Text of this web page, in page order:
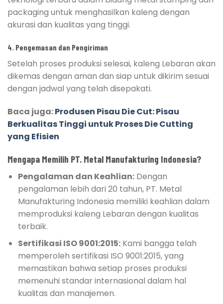
packaging untuk menghasilkan kaleng dengan
akurasi dan kualitas yang tinggi.
4. Pengemasan dan Pengiriman
Setelah proses produksi selesai, kaleng Lebaran akan
dikemas dengan aman dan siap untuk dikirim sesuai
dengan jadwal yang telah disepakati.
Baca juga:Produsen Pisau Die Cut: Pisau
Berkualitas Tinggi untuk Proses Die Cutting
yang Efisien
Mengapa Memilih PT. Metal Manufakturing Indonesia?
Pengalaman dan Keahlian:Dengan
pengalaman lebih dari 20 tahun, PT. Metal
Manufakturing Indonesia memiliki keahlian dalam
memproduksi kaleng Lebaran dengan kualitas
terbaik.
Sertifikasi ISO 9001:2015:Kami bangga telah
memperoleh sertifikasi ISO 9001:2015, yang
memastikan bahwa setiap proses produksi
memenuhi standar internasional dalam hal
kualitas dan manajemen.